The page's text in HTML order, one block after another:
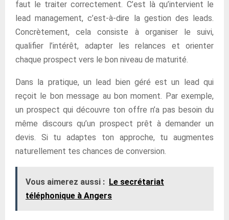
faut le traiter correctement. C’est là qu’intervient le
lead management, c’est-à-dire la gestion des leads.
Concrètement, cela consiste à organiser le suivi,
qualifier l’intérêt, adapter les relances et orienter
chaque prospect vers le bon niveau de maturité.
Dans la pratique, un lead bien géré est un lead qui
reçoit le bon message au bon moment. Par exemple,
un prospect qui découvre ton offre n’a pas besoin du
même discours qu’un prospect prêt à demander un
devis. Si tu adaptes ton approche, tu augmentes
naturellement tes chances de conversion.
Vous aimerez aussi : Le secrétariat
téléphonique à Angers